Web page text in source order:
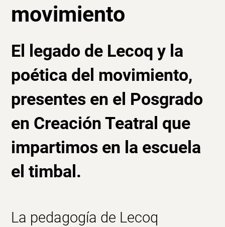
movimiento
El legado de Lecoq y la
poética del movimiento,
presentes en el Posgrado
en Creación Teatral que
impartimos en la escuela
el timbal.
La pedagogía de Lecoq